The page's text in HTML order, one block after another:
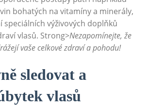
bohatých na vitamíny a minerály,
speciálních výživových doplňků
vlasů. Strong>Nezapomínejte, že
vaše celkové zdraví a pohodu!
sledovat a
vlasů